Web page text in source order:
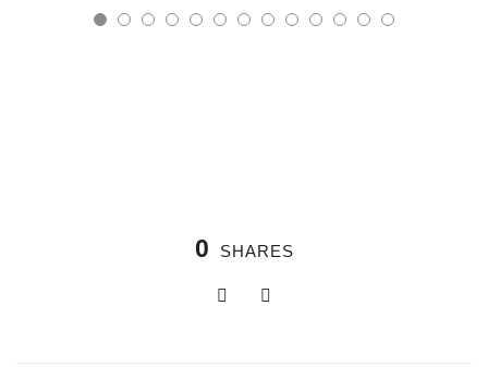
0 SHARES